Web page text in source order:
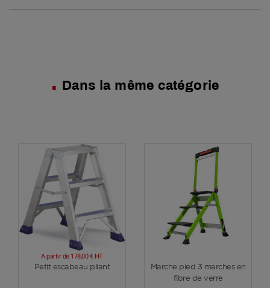
Dans la même catégorie
Voir plus
Petit escabeau pliant
A partir de 178,00 € HT
Voir plus
Marche pied 3 marches en
fibre de verre